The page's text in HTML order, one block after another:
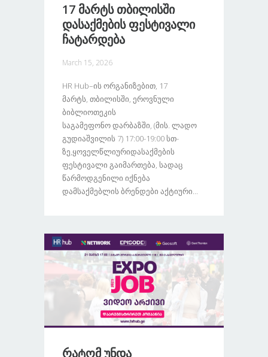
17 Მარტს Თბილისში
Დასაქმების Ფესტივალი
Ჩატარდება
March 15, 2026
HR Hub–Ის Ორგანიზებით, 17
Მარტს, Თბილისში, Ეროვნული
Ბიბლიოთეკის
Საგამეფონო Დარბაზში, (მის. Ლადო
Გუდიაშვილის 7) 17:00-19:00 Სთ-
Ზე,ყოველწლიურიდასაქმების
Ფესტივალი Გაიმართება, Სადაც
Წარმოდგენილი Იქნება
Დამსაქმებლის Ბრენდები Აქტიური...
Რატომ Უნდა